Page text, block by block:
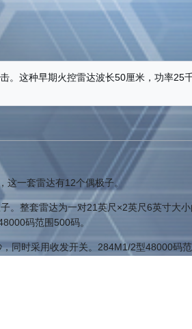
。这种早期火控雷达波长50厘米，功率
这一套雷达有12个偶极子。
。整套雷达为一对21英尺×2英尺6英寸大
码范围500码。
同时采用收发开关。284M1/2型48000码